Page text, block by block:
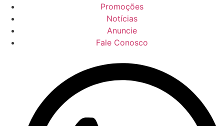
Promoções
Notícias
Anuncie
Fale Conosco